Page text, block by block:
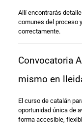
Allí encontrarás
comunes del proceso
correctamente.
Convocatoria
mismo en
El curso de catalán
oportunidad única de
forma accesible,